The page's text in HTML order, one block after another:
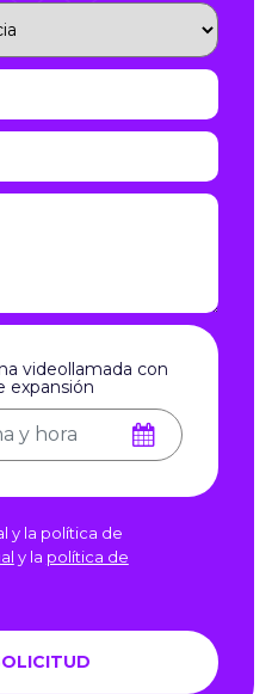
videollamada con
expansión
y la política de
y la política de